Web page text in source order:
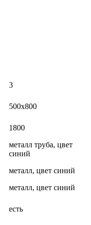
3
500х800
1800
металл труба, цвет
синий
металл, цвет синий
металл, цвет синий
есть